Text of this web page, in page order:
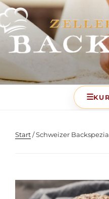
BACKSTUB –
Start/ Schweizer